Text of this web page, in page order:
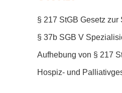
§ 217 StGB Gesetz zur
geschäftsmäßigen
Selbsttötung
§ 37b SGB V
Palliativversorgung
Aufhebung von § 217
Hospiz- und